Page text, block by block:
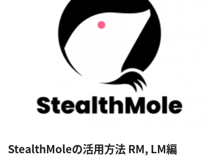
StealthMoleの活用方法 RM, LM編